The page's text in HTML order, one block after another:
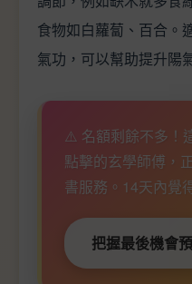
食物如白蘿蔔、百合。
氣功，可以幫助提升陽
⚠️ 名額剩餘不多！
點擊的玄學師傅，
書服務。14天內覺
把握最後機會